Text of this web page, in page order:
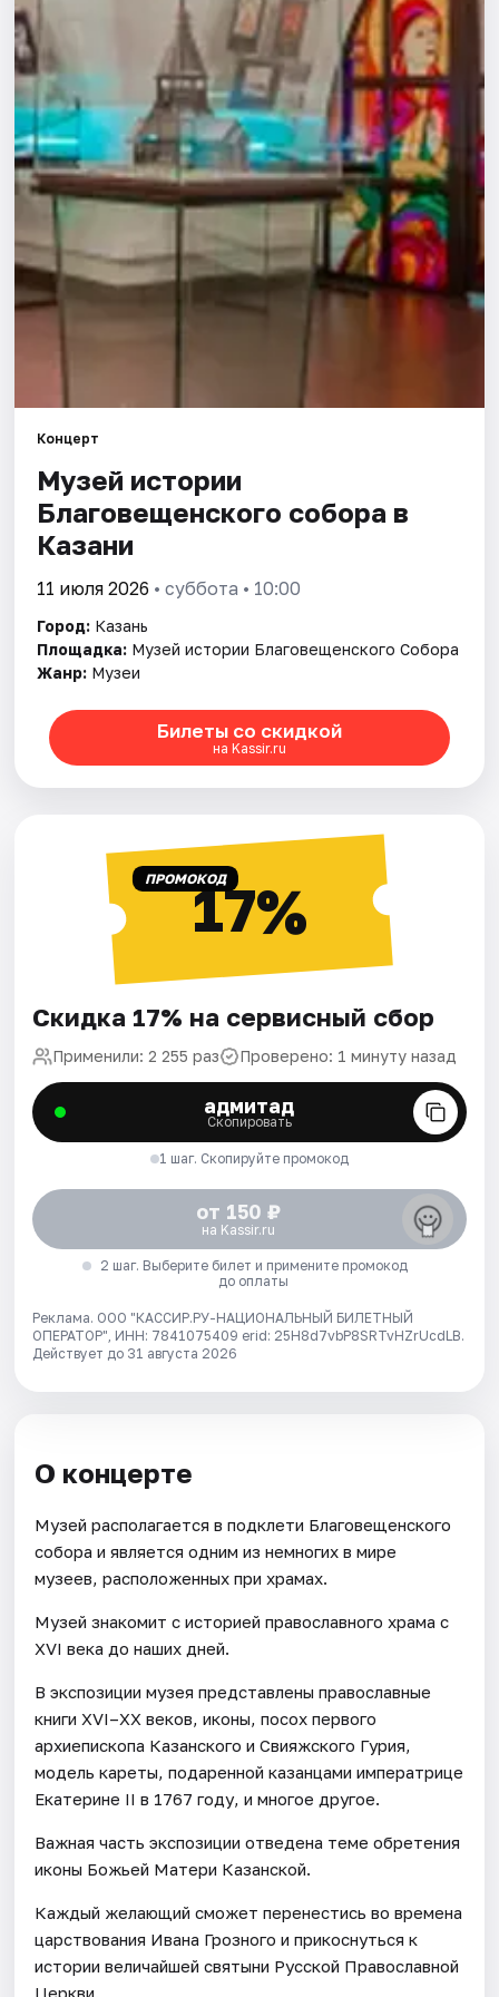
Города
Площадки
Артисты
Рейтинги
Концерт
Музей истории
Благовещенского собора в
Казани
11 июля 2026 • суббота • 10:00
Город: Казань
Площадка: Музей истории Благовещенского Собора
Жанр: Музеи
Билеты со скидкой
на Kassir.ru
ПРОМОКОД17%
Скидка 17% на сервисный сбор
Применили: 2 255 раз Проверено: 1 минуту назад
адмитад
Скопировать
1 шаг. Скопируйте промокод
от 150 ₽
на Kassir.ru
2 шаг. Выберите билет и примените промокод
до оплаты
Реклама. ООО "КАССИР.РУ-НАЦИОНАЛЬНЫЙ БИЛЕТНЫЙ
ОПЕРАТОР", ИНН: 7841075409 erid: 25H8d7vbP8SRTvHZrUcdLB.
Действует до 31 августа 2026
О концерте
Музей располагается в подклети Благовещенского
собора и является одним из немногих в мире
музеев, расположенных при храмах.
Музей знакомит с историей православного храма с
XVI века до наших дней.
В экспозиции музея представлены православные
книги XVI–XX веков, иконы, посох первого
архиепископа Казанского и Свияжского Гурия,
модель кареты, подаренной казанцами императрице
Екатерине II в 1767 году, и многое другое.
Важная часть экспозиции отведена теме обретения
иконы Божьей Матери Казанской.
Каждый желающий сможет перенестись во времена
царствования Ивана Грозного и прикоснуться к
истории величайшей святыни Русской Православной
Церкви.